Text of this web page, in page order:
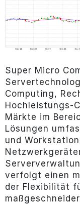
Super Micro
Computing,
Hochleistungs-
Märkte im
Lösungen
und
verfolgt einen
der Flexibilität